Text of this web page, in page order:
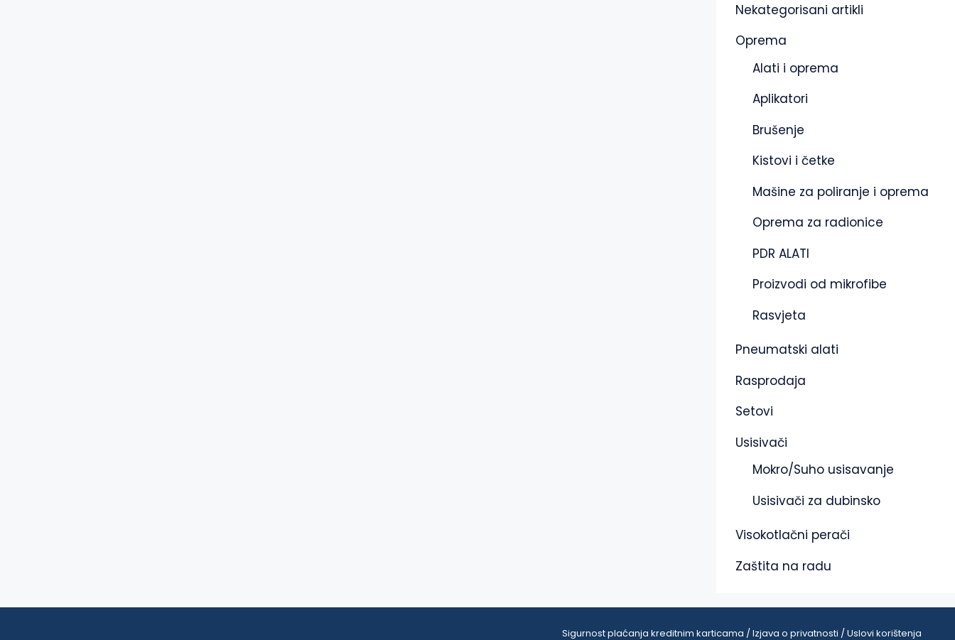
Nekategorisani artikli
Oprema
Alati i oprema
Aplikatori
Brušenje
Kistovi i četke
Mašine za poliranje i oprema
Oprema za radionice
PDR ALATI
Proizvodi od mikrofibe
Rasvjeta
Pneumatski alati
Rasprodaja
Setovi
Usisivači
Mokro/Suho usisavanje
Usisivači za dubinsko
Visokotlačni perači
Zaštita na radu
Sigurnost plaćanja kreditnim karticama / Izjava o privatnosti / Uslovi korištenja